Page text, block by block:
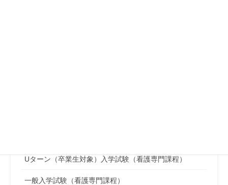
Uターン（卒業生対象）入学試験（看護専門課程）
一般入学試験（看護専門課程）